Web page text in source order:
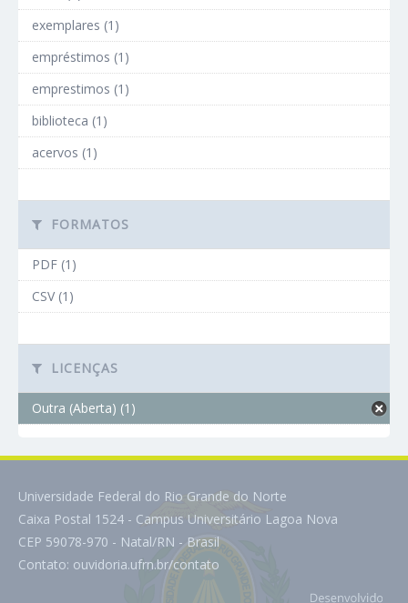
exemplares (1)
empréstimos (1)
emprestimos (1)
biblioteca (1)
acervos (1)
FORMATOS
PDF (1)
CSV (1)
LICENÇAS
Outra (Aberta) (1)
Universidade Federal do Rio Grande do Norte
Caixa Postal 1524 - Campus Universitário Lagoa Nova
CEP 59078-970 - Natal/RN - Brasil
Contato: ouvidoria.ufrn.br/contato